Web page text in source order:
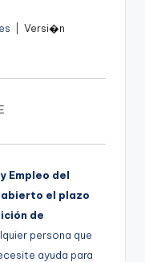
| Versi�n
Empleo del
abierto el plazo
de
persona que
ayuda para